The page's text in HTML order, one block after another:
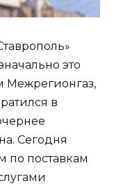
это
Межрегионгаз,
в
Сегодня
по поставкам